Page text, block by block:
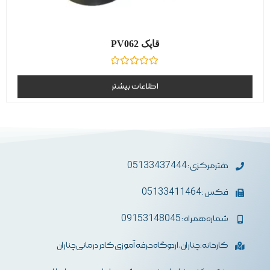
قاپک PV062
0
از
5
اطلاعات بیشتر
دفترمرکزی : 05133437444
فکس : 05133411464
شماره همراه : 09153148045
کارخانه: چناران، اردوگاه حرفه آموزی کادر درمانی چناران